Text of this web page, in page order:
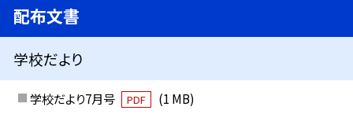
配布文書
学校だより
学校だより7月号 PDF
(1 MB)